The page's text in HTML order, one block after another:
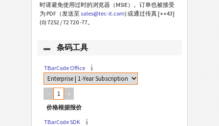
时请避免使用过时的浏览器（MSIE）。订单也被接受
为 PDF（发送至 sales@tec-it.com) 或通过传真 [++43]
(0) 7252 / 72 720 -77。
条码工具
TBarCode Office
– +
TBarCode SDK